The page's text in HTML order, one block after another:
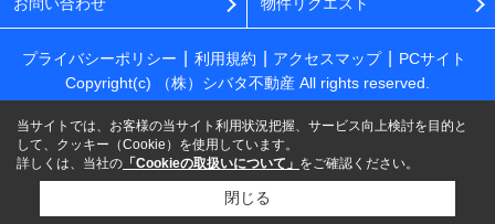
プライバシーポリシー 利用規約 アクセスマップ
PCサイト
Copyright(c) （株）シバタ不動産 All rights reserved.
当サイトでは、お客様の当サイト利用状況把握、サービス向上検討を目的と
して、クッキー（Cookie）を使用しています。
詳しくは、当社の 「Cookieの取扱いについて」 をご確認ください。
閉じる